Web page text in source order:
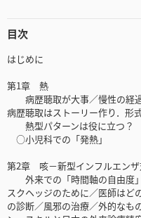
目次
はじめに
第1章 熱
病歴聴取が大事／慢性の経
病歴聴取はストーリー作り．形
熱型パターンは役に立つ？
○小児科での「発熱」
第2章 咳－新型インフルエン
外来での「時間軸の自由度
スクヘッジのために／医師はど
の診断／風邪の治療／外的なも